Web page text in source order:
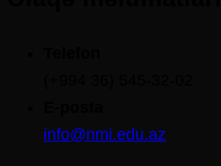
info@nmi.edu.az